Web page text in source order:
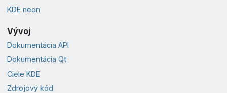
KDE neon
Vývoj
Dokumentácia API
Dokumentácia Qt
Ciele KDE
Zdrojový kód